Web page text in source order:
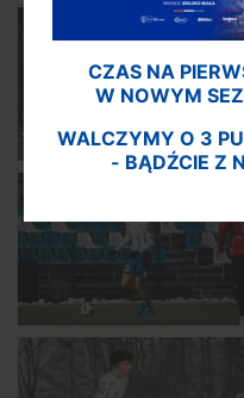
CZAS NA
W NOWYM
WALCZYMY O 3
- BĄDŹCIE Z